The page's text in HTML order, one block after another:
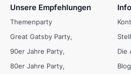
Unsere Empfehlungen
Themenparty
Great Gatsby Party
90er Jahre Party
80er Jahre Party
Die
Blog